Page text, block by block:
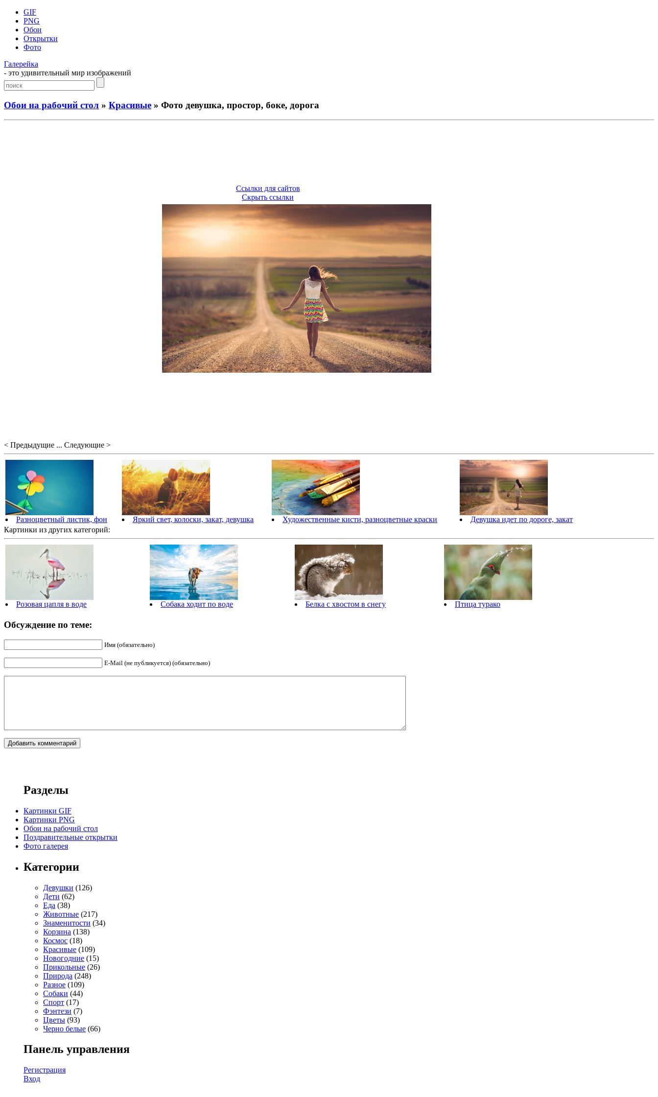
GIF
PNG
Обои
Открытки
Фото
Галерейка
- это удивительный мир изображений
Обои на рабочий стол » Красивые » Фото девушка, простор, боке, дорога
Ссылки для сайтов
Скрыть ссылки
< Предыдущие ... Следующие >
Разноцветный листик, фон Яркий свет, колоски, закат, девушка Художественные кисти, разноцветные краски
Девушка идет по дороге, закат
Картинки из других категорий:
Розовая цапля в воде Собака ходит по воде Белка с хвостом в снегу Птица турако
Обсуждение по теме:
Имя (обязательно)
E-Mail (не публикуется) (обязательно)
Разделы
Картинки GIF
Картинки PNG
Обои на рабочий стол
Поздравительные открытки
Фото галерея
Категории
Девушки (126)
Дети (62)
Еда (38)
Животные (217)
Знаменитости (34)
Корзина (138)
Космос (18)
Красивые (109)
Новогодние (15)
Прикольные (26)
Природа (248)
Разное (109)
Собаки (44)
Спорт (17)
Фэнтези (7)
Цветы (93)
Черно белые (66)
Панель управления
Регистрация
Вход